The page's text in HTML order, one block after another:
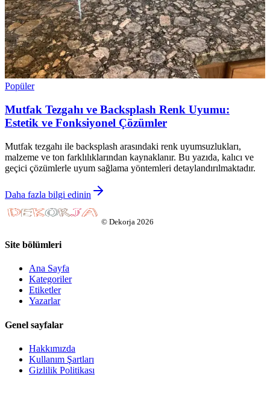
Popüler
Mutfak Tezgahı ve Backsplash Renk Uyumu:
Estetik ve Fonksiyonel Çözümler
Mutfak tezgahı ile backsplash arasındaki renk uyumsuzlukları,
malzeme ve ton farklılıklarından kaynaklanır. Bu yazıda, kalıcı ve
geçici çözümlerle uyum sağlama yöntemleri detaylandırılmaktadır.
Daha fazla bilgi edinin
© Dekorja 2026
Site bölümleri
Ana Sayfa
Kategoriler
Etiketler
Yazarlar
Genel sayfalar
Hakkımızda
Kullanım Şartları
Gizlilik Politikası